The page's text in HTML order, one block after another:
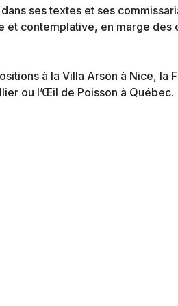
ses textes et ses
et contemplative, en marge des
à la Villa Arson à Nice, la
ou l’Œil de Poisson à Québec.